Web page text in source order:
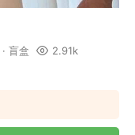
· 盲盒
2.91k